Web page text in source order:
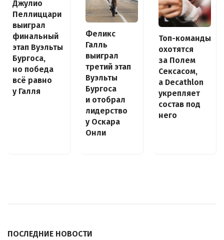
Джулио
Пеллиццари
выиграл
финальный
этап Вуэльты
Бургоса,
но победа
всё равно
у Галля
Феликс
Галль
выиграл
третий этап
Вуэльты
Бургоса
и отобрал
лидерство
у Оскара
Онли
Топ-команды
охотятся
за Полем
Сексасом,
а Decathlon
укрепляет
состав под
него
ПОСЛЕДНИЕ НОВОСТИ